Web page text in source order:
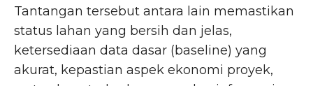
Tantangan tersebut antara lain memastikan
status lahan yang bersih dan jelas,
ketersediaan data dasar (baseline) yang
akurat, kepastian aspek ekonomi proyek,